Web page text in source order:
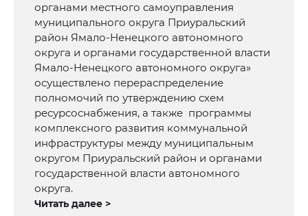
органами местного самоуправления
муниципального округа Приуральский
район Ямало-Ненецкого автономного
округа и органами государственной власти
Ямало-Ненецкого автономного округа»
осуществлено перераспределение
полномочий по утверждению схем
ресурсоснабжения, а также программы
комплексного развития коммунальной
инфраструктуры между муниципальным
округом Приуральский район и органами
государственной власти автономного
округа.
Читать далее >